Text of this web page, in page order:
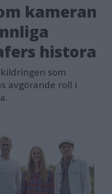
kameran
histora
som
avgörande roll i